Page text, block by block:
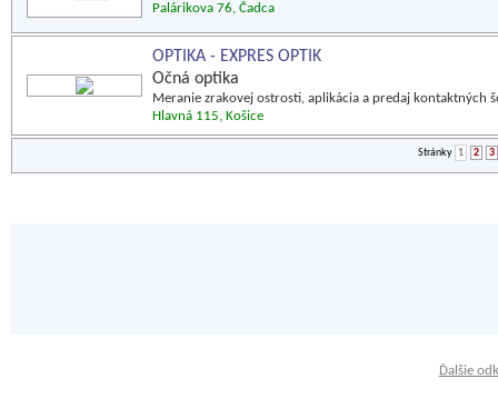
Palárikova 76, Čadca
OPTIKA - EXPRES OPTIK
Očná optika
Meranie zrakovej ostrosti, aplikácia a predaj kontaktných
Hlavná 115, Košice
Stránky 1 2 3
Ďalšie